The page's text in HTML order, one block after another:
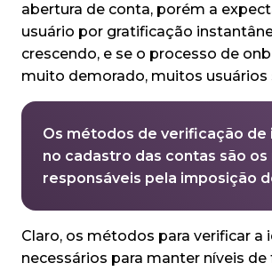
abertura de conta, porém a
usuário por gratificação
crescendo, e se o processo de
muito demorado, muitos usuários
Os métodos de verificação de
no cadastro das contas são os
responsáveis pela imposição
Claro, os métodos para verificar a
necessários para manter níveis de